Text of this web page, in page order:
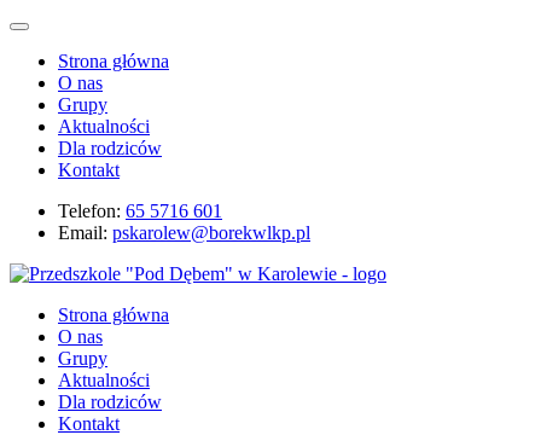
Strona główna
O nas
Grupy
Aktualności
Dla rodziców
Kontakt
Telefon: 65 5716 601
Email: pskarolew@borekwlkp.pl
Strona główna
O nas
Grupy
Aktualności
Dla rodziców
Kontakt